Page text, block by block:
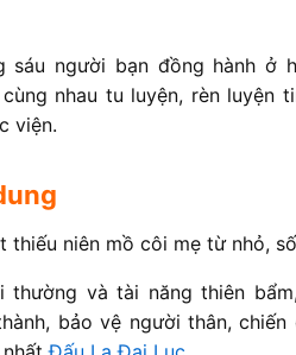
sáu người bạn đồng hành ở
cùng nhau tu luyện, rèn
viện.
thiếu niên mồ côi mẹ từ nhỏ,
thường và tài năng thiên
bảo vệ người thân,